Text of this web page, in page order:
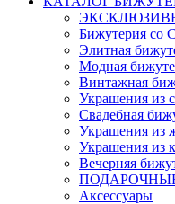
Бижутерия со
Элитная
Модная
Винтажная
Украшения из
Свадебная
Украшения из
Украшения из
Вечерняя
Аксессуары